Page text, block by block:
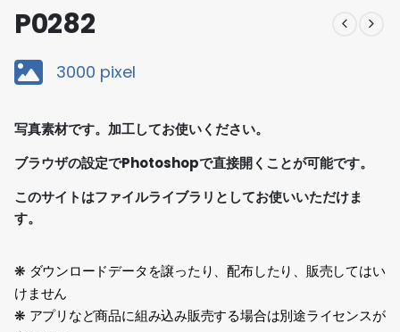
P0282
3000 pixel
写真素材です。加工してお使いください。
ブラウザの設定でPhotoshopで直接開くことが可能です。
このサイトはファイルライブラリとしてお使いいただけま
す。
❋ ダウンロードデータを譲ったり、配布したり、販売してはい
けません
❋ アプリなど商品に組み込み販売する場合は別途ライセンスが